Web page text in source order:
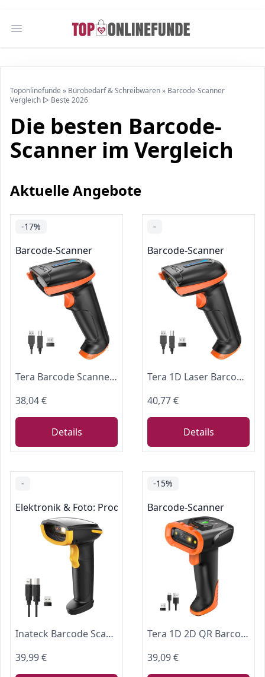
Open main menu
Toponlinefunde » Bürobedarf & Schreibwaren» Barcode-Scanner
Vergleich ▷ Beste 2026
Die besten Barcode-
Scanner im Vergleich
Aktuelle Angebote
-17%
Barcode-Scanner
Tera Barcode Scanner 1D/2D/QR 3-in-1 Kabellos USB Bluetooth für Kasse & PC
38,04 €
Details
-
Barcode-Scanner
Tera 1D Laser Barcode Scanner Kabellos mit Akku‑Anzeige: 12 h Akkulaufzeit
40,77 €
Details
-
Elektronik & Foto: Produkte mit Umwelt-Label
Inateck Barcode Scanner Kabellos 1D 2D QR Code, Bluetooth/2.4G/USB, BCST-23
39,99 €
-15%
Barcode-Scanner
Tera 1D 2D QR Barcode Scanner Kabellos mit Bluetooth: 2200 mAh Lithium-Polymer Akku 2.4G Wireless & USB Kabelgebunden Handscanner CMOS Global Shutter für POS Kassensystem Lager Einzelhandel Büro D5300
39,09 €